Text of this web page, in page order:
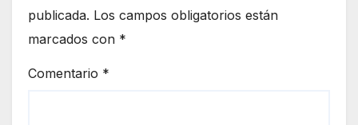
publicada. Los campos obligatorios están
marcados con *
Comentario *